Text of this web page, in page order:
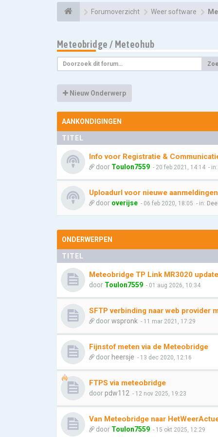
Forumoverzicht Weer software
Meteobridge / Meteohub
Nieuw Onderwerp
AANKONDIGINGEN
TITEL
Info voor Registratie &
door Toulon7559 - 20 feb 2021, 14:14 -
Uploadurl voor nieuwe
door overijse - 06 feb 2020, 18:05 - in:
ONDERWERPEN
TITEL
Meteobridge TP Link MR3020
door Toulon7559 - 01 aug 2026, 10:34
SFTP verbinding naar web provider
doorwspronk - 11 mar 2021, 17:29
Fijnstof meten via de Meteobridge
door heersje - 13 dec 2020, 12:16
FTPS via meteobridge
doorpdw112 - 12 nov 2025, 19:23
Van Meteobridge naar
door Toulon7559 - 15 okt 2025, 12:29